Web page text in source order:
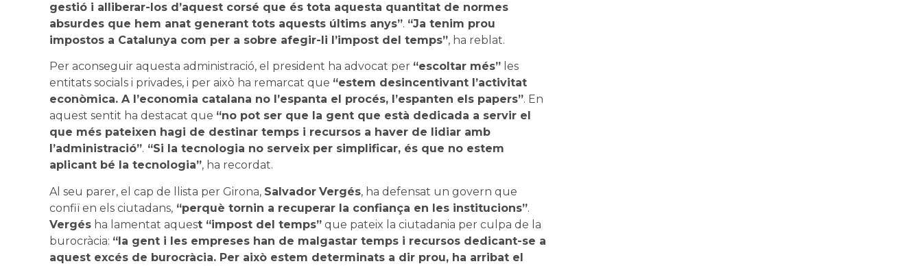
gestió i alliberar-los d’aquest corsé que és tota aquesta quantitat de normes
absurdes que hem anat generant tots aquests últims anys”. “Ja tenim prou
impostos a Catalunya com per a sobre afegir-li l’impost del temps”, ha reblat.
Per aconseguir aquesta administració, el president ha advocat per “escoltar més” les
entitats socials i privades, i per això ha remarcat que “estem desincentivant l’activitat
econòmica. A l’economia catalana no l’espanta el procés, l’espanten els papers”. En
aquest sentit ha destacat que “no pot ser que la gent que està dedicada a servir el
que més pateixen hagi de destinar temps i recursos a haver de lidiar amb
l’administració”. “Si la tecnologia no serveix per simplificar, és que no estem
aplicant bé la tecnologia”, ha recordat.
Al seu parer, el cap de llista per Girona, Salvador Vergés, ha defensat un govern que
confiï en els ciutadans, “perquè tornin a recuperar la confiança en les institucions”.
Vergés ha lamentat aquest “impost del temps” que pateix la ciutadania per culpa de la
burocràcia: “la gent i les empreses han de malgastar temps i recursos dedicant-se a
aquest excés de burocràcia. Per això estem determinats a dir prou, ha arribat el